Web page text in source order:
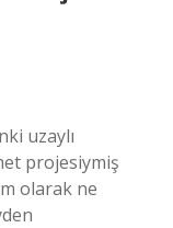
uzaylı
projesiymiş
olarak ne